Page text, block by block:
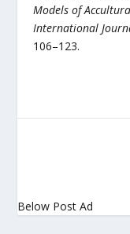
Models of
International
106–123.
Below Post Ad